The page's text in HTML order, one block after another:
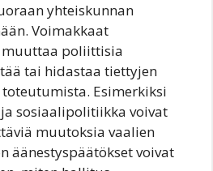
yhteiskunnan
Voimakkaat
poliittisia
tai hidastaa tiettyjen
Esimerkiksi
sosiaalipolitiikka voivat
muutoksia vaalien
äänestyspäätökset voivat